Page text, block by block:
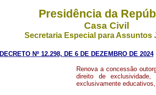
Presidência da
Casa Civil
Secretaria Especial para Assuntos
DECRETO Nº 12.298, DE 6 DE DEZEMBRO DE 2024
Renova a concessão
direito de
exclusivamente